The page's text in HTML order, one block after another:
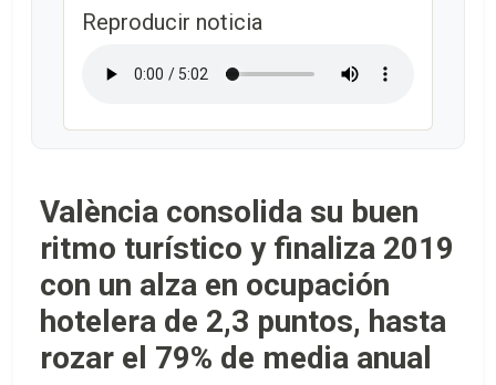
Reproducir noticia
València consolida su buen
ritmo turístico y finaliza 2019
con un alza en ocupación
hotelera de 2,3 puntos, hasta
rozar el 79% de media anual